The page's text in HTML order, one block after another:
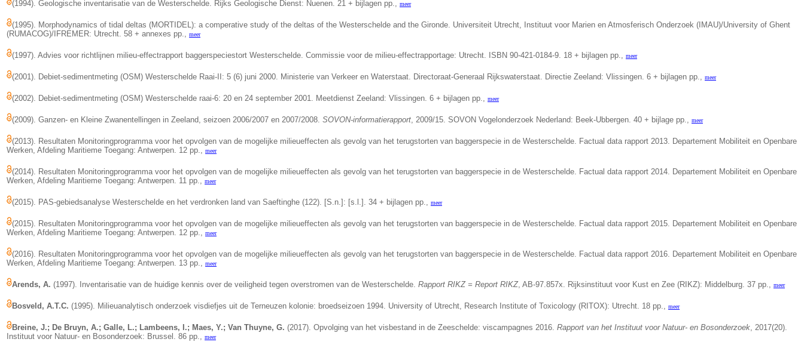
(1994). Geologische inventarisatie van de Westerschelde. Rijks Geologische Dienst: Nuenen. 21 + bijlagen pp., meer
(1995). Morphodynamics of tidal deltas (MORTIDEL): a comperative study of the deltas of the Westerschelde and the Gironde. Universiteit Utrecht, Instituut voor Marien en Atmosferisch Onderzoek (IMAU)/University of Ghent
(RUMACOG)/IFREMER: Utrecht. 58 + annexes pp., meer
(1997). Advies voor richtlijnen milieu-effectrapport baggerspeciestort Westerschelde. Commissie voor de milieu-effectrapportage: Utrecht. ISBN 90-421-0184-9. 18 + bijlagen pp., meer
(2001). Debiet-sedimentmeting (OSM) Westerschelde Raai-II: 5 (6) juni 2000. Ministerie van Verkeer en Waterstaat. Directoraat-Generaal Rijkswaterstaat. Directie Zeeland: Vlissingen. 6 + bijlagen pp., meer
(2002). Debiet-sedimentmeting (OSM) Westerschelde raai-6: 20 en 24 september 2001. Meetdienst Zeeland: Vlissingen. 6 + bijlagen pp., meer
(2009). Ganzen- en Kleine Zwanentellingen in Zeeland, seizoen 2006/2007 en 2007/2008. SOVON-informatierapport, 2009/15. SOVON Vogelonderzoek Nederland: Beek-Ubbergen. 40 + bijlage pp., meer
(2013). Resultaten Monitoringprogramma voor het opvolgen van de mogelijke milieueffecten als gevolg van het terugstorten van baggerspecie in de Westerschelde. Factual data rapport 2013. Departement Mobiliteit en Openbare
Werken, Afdeling Maritieme Toegang: Antwerpen. 12 pp., meer
(2014). Resultaten Monitoringprogramma voor het opvolgen van de mogelijke milieueffecten als gevolg van het terugstorten van baggerspecie in de Westerschelde. Factual data rapport 2014. Departement Mobiliteit en Openbare
Werken, Afdeling Maritieme Toegang: Antwerpen. 11 pp., meer
(2015). PAS-gebiedsanalyse Westerschelde en het verdronken land van Saeftinghe (122). [S.n.]: [s.l.]. 34 + bijlagen pp., meer
(2015). Resultaten Monitoringprogramma voor het opvolgen van de mogelijke milieueffecten als gevolg van het terugstorten van baggerspecie in de Westerschelde. Factual data rapport 2015. Departement Mobiliteit en Openbare
Werken, Afdeling Maritieme Toegang: Antwerpen. 12 pp., meer
(2016). Resultaten Monitoringprogramma voor het opvolgen van de mogelijke milieueffecten als gevolg van het terugstorten van baggerspecie in de Westerschelde. Factual data rapport 2016. Departement Mobiliteit en Openbare
Werken, Afdeling Maritieme Toegang: Antwerpen. 13 pp., meer
Arends, A. (1997). Inventarisatie van de huidige kennis over de veiligheid tegen overstromen van de Westerschelde. Rapport RIKZ = Report RIKZ, AB-97.857x. Rijksinstituut voor Kust en Zee (RIKZ): Middelburg. 37 pp., meer
Bosveld, A.T.C. (1995). Milieuanalytisch onderzoek visdiefjes uit de Terneuzen kolonie: broedseizoen 1994. University of Utrecht, Research Institute of Toxicology (RITOX): Utrecht. 18 pp., meer
Breine, J.; De Bruyn, A.; Galle, L.; Lambeens, I.; Maes, Y.; Van Thuyne, G. (2017). Opvolging van het visbestand in de Zeeschelde: viscampagnes 2016. Rapport van het Instituut voor Natuur- en Bosonderzoek, 2017(20).
Instituut voor Natuur- en Bosonderzoek: Brussel. 86 pp., meer